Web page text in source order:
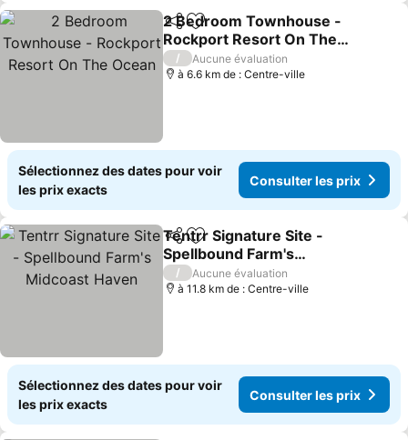
PartagerAjouter à mes favoris
2 Bedroom Townhouse -
Rockport Resort On The
Ocean
Consulter les prix
/
Aucune évaluation
à 6.6 km de : Centre-ville
Sélectionnez des dates pour voir
les prix exacts
Consulter les prix
PartagerAjouter à mes favoris
Tentrr Signature Site -
Spellbound Farm's
Midcoast Haven
Consulter les prix
/
Aucune évaluation
à 11.8 km de : Centre-ville
Sélectionnez des dates pour voir
les prix exacts
Consulter les prix